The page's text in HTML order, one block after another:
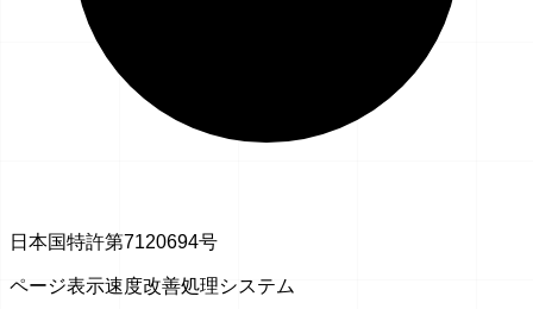
日本国特許第7120694号
ページ表示速度改善処理システム